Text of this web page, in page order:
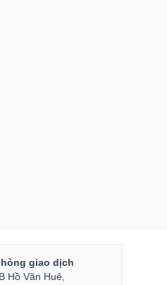
giao dịch
Hồ Văn Huê,